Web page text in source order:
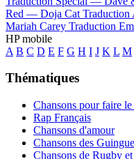
Red — Doja Cat
Mariah Carey Traduction
HP mobile
A B C D E F G H I J K L M
Thématiques
Chansons pour faire le
Rap Français
Chansons d'amour
Chansons des
Chansons de Rugby